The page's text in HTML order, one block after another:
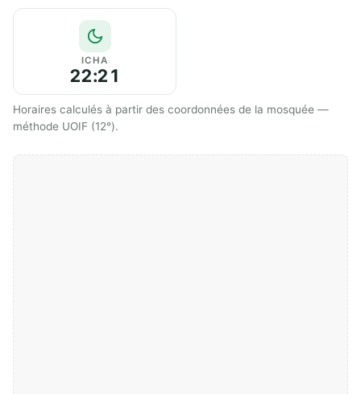
ICHA
22:21
Horaires calculés à partir des coordonnées de la mosquée —
méthode UOIF (12°).